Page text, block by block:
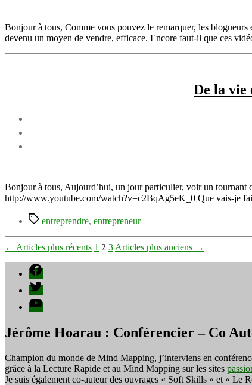
Bonjour à tous, Comme vous pouvez le remarquer, les
devenu un moyen de vendre, efficace. Encore faut-il que ces
De la vie
Bonjour à tous, Aujourd’hui, un jour particulier, voir un tournant
http://www.youtube.com/watch?v=c2BqAg5eK_0 Que vais-je
Étiquettes
entreprendre, entrepreneur
Pagination
des
publications
← Articles plus récents 1 2 3 Articles plus anciens →
Facebook
Twitter
YouTube
Jérôme Hoarau : Conférencier – Co
Champion du monde de Mind Mapping, j’interviens en
grâce à la Lecture Rapide et au Mind Mapping sur les sites
Je suis également co-auteur des ouvrages « Soft Skills » et « Le